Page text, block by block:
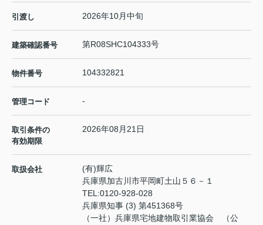
引渡し 2026年10月中旬
建築確認番号 第R08SHC104333号
物件番号 104332821
管理コード -
取引条件の
有効期限
2026年08月21日
取扱会社
(有)輝広
兵庫県加古川市平岡町土山５６－１
TEL:0120-928-028
兵庫県知事 (3) 第451368号
（一社）兵庫県宅地建物取引業協会 （公